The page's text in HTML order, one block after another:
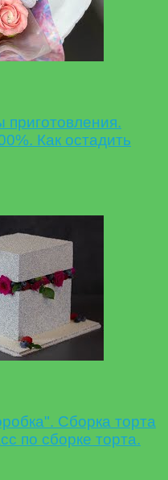
Как остадить
Сборка торта
по сборке торта.